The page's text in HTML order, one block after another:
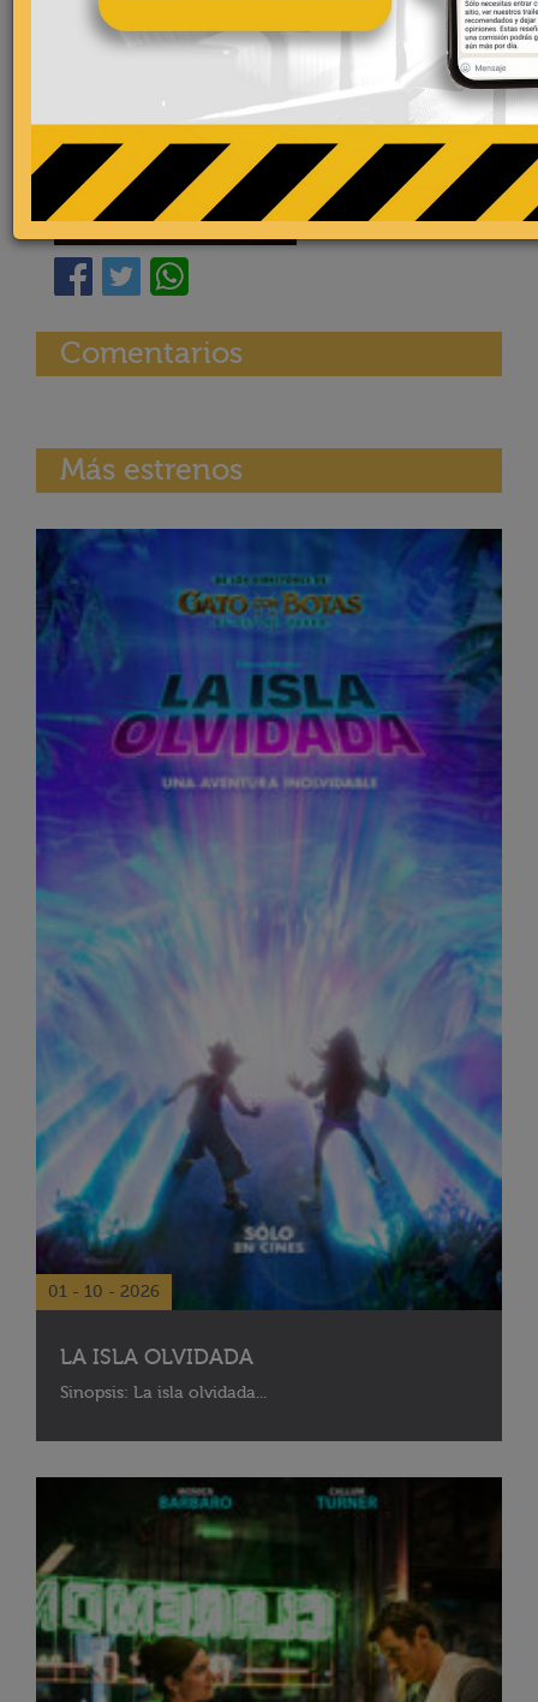
Comentarios
Más estrenos
01 - 10 - 2026
LA ISLA OLVIDADA
Sinopsis: La isla olvidada...